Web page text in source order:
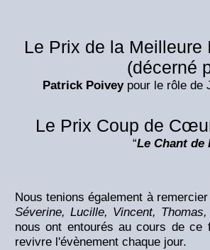
Le Prix de la
(décerné
Patrick Poiveypour le rôle de
Le Prix Coup de
“Le Chant de
Nous tenions également à
Séverine, Lucille, Vincent,
nous ont entourés au cours de
revivre l'évènement chaque jour.